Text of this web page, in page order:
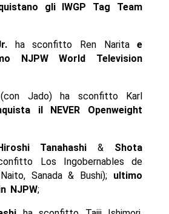
gli
IWGP Tag Team
ha sconfitto Ren Naritae
NJPW World Television
Jado) ha sconfitto Karl
il NEVER Openweight
Tanahashi & Shota
Los Ingobernables de
Sanada & Bushi); ultimo
NJPW;